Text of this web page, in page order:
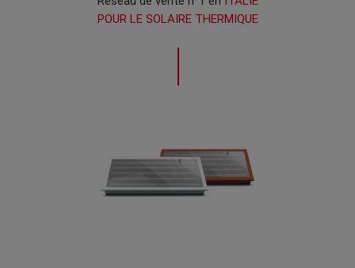
POUR LE SOLAIRE THERMIQUE